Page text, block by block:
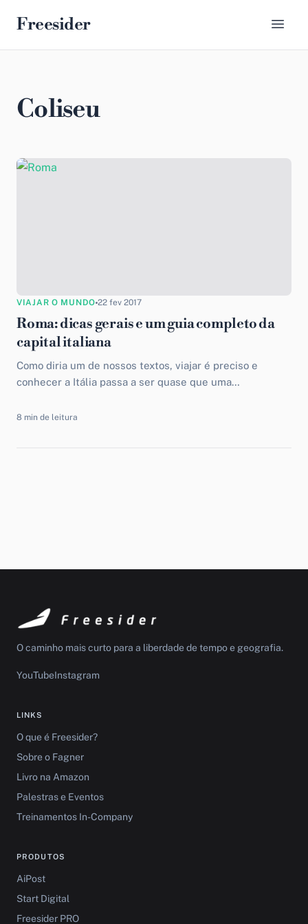
Freesider
Coliseu
VIAJAR O MUNDO 22 fev 2017
Roma: dicas gerais e um guia completo da
capital italiana
Como diria um de nossos textos, viajar é preciso e
conhecer a Itália passa a ser quase que uma
8 min de leitura
O caminho mais curto para a liberdade de tempo e geografia.
YouTubeInstagram
LINKS
O que é Freesider?
Sobre o Fagner
Livro na Amazon
Palestras e Eventos
Treinamentos In-Company
PRODUTOS
AiPost
Start Digital
Freesider PRO